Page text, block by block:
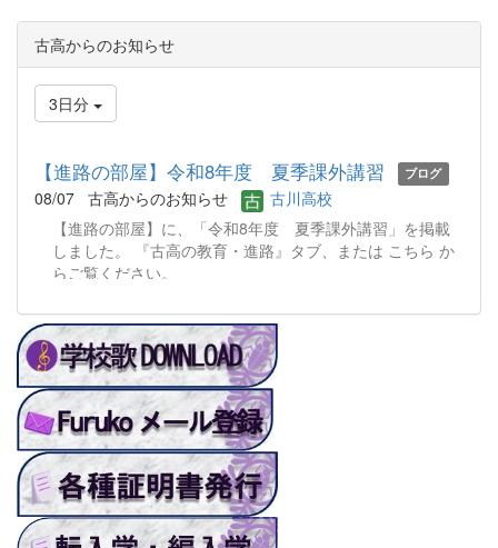
古高からのお知らせ
3日分
【進路の部屋】令和8年度 夏季課外講習 ブログ
08/07 古高からのお知らせ
古川高校
【進路の部屋】に、「令和8年度 夏季課外講習」を掲載
しました。 『古高の教育・進路』タブ、または こちら か
らご覧ください。